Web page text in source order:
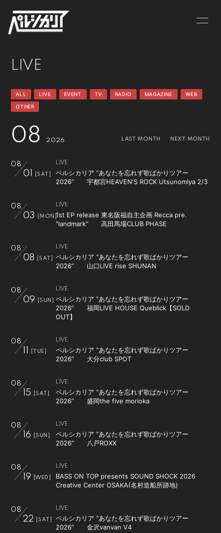
BIOGRAPHY
DISCOGRAPHY GOODS
LIVE
ALL LIVE EVENT TV RADIO MAGAZINE WEB
OTHER
08 2026 LAST MONTH NEXT MONTH
08
01 [SAT]
LIVE
ペルシカリア ”あなたを忘れず歌ばかりツアー
2026” 宇都宮HEAVEN'S ROCK Utsunomiya 2/3
08
03 [MON]
LIVE
1st EP release 東名阪福自主企画 Recca pre.
"landmark" 高田馬場CLUB PHASE
08
08 [SAT]
LIVE
ペルシカリア ”あなたを忘れず歌ばかりツアー
2026” 山口LIVE rise SHUNAN
08
09 [SUN]
LIVE
ペルシカリア ”あなたを忘れず歌ばかりツアー
2026” 福岡LIVE HOUSE Queblick【SOLD
OUT】
08
[TUE]
LIVE
ペルシカリア ”あなたを忘れず歌ばかりツアー
2026” 大分club SPOT
08
15 [SAT]
LIVE
ペルシカリア ”あなたを忘れず歌ばかりツアー
2026” 盛岡the five morioka
08
16 [SUN]
LIVE
ペルシカリア ”あなたを忘れず歌ばかりツアー
2026” 八戸ROXX
08
19 [WED]
LIVE
BASS ON TOP presents SOUND SHOCK 2026
Creative Center OSAKA(名村造船所跡地)
08
22 [SAT]
LIVE
ペルシカリア ”あなたを忘れず歌ばかりツアー
2026” 金沢vanvan V4